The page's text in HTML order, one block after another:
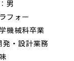
男
フォー
機械科卒業
発・設計業務